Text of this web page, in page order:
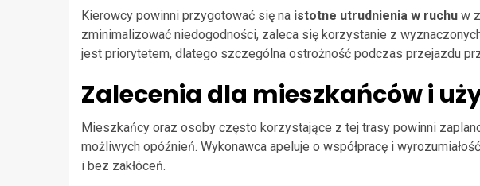
Kierowcy powinni przygotować się na istotne utrudnienia w ruchu w
zminimalizować niedogodności, zaleca się korzystanie z
jest priorytetem, dlatego szczególna ostrożność podczas przejazdu
Zalecenia dla mieszkańców i
Mieszkańcy oraz osoby często korzystające z tej trasy powinni
możliwych opóźnień. Wykonawca apeluje o współpracę i
i bez zakłóceń.